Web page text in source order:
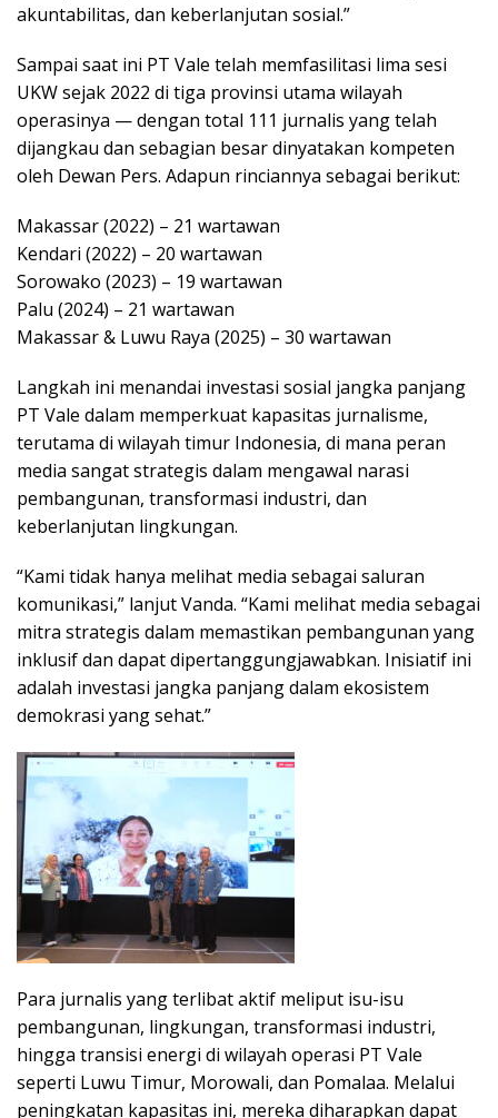
akuntabilitas, dan keberlanjutan sosial.”
Sampai saat ini PT Vale telah memfasilitasi lima sesi
UKW sejak 2022 di tiga provinsi utama wilayah
operasinya — dengan total 111 jurnalis yang telah
dijangkau dan sebagian besar dinyatakan kompeten
oleh Dewan Pers. Adapun rinciannya sebagai berikut:
Makassar (2022) – 21 wartawan
Kendari (2022) – 20 wartawan
Sorowako (2023) – 19 wartawan
Palu (2024) – 21 wartawan
Makassar & Luwu Raya (2025) – 30 wartawan
Langkah ini menandai investasi sosial jangka panjang
PT Vale dalam memperkuat kapasitas jurnalisme,
terutama di wilayah timur Indonesia, di mana peran
media sangat strategis dalam mengawal narasi
pembangunan, transformasi industri, dan
keberlanjutan lingkungan.
“Kami tidak hanya melihat media sebagai saluran
komunikasi,” lanjut Vanda. “Kami melihat media sebagai
mitra strategis dalam memastikan pembangunan yang
inklusif dan dapat dipertanggungjawabkan. Inisiatif ini
adalah investasi jangka panjang dalam ekosistem
demokrasi yang sehat.”
Para jurnalis yang terlibat aktif meliput isu-isu
pembangunan, lingkungan, transformasi industri,
hingga transisi energi di wilayah operasi PT Vale
seperti Luwu Timur, Morowali, dan Pomalaa. Melalui
peningkatan kapasitas ini, mereka diharapkan dapat